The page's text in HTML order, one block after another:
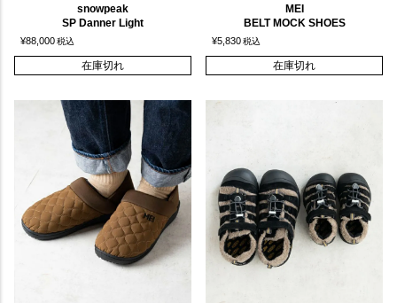
snowpeak
SP Danner Light
¥88,000税込
在庫切れ
MEI
BELT MOCK SHOES
¥5,830税込
在庫切れ